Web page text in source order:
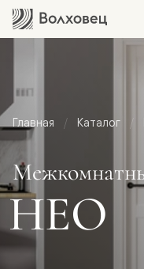
Главная Каталог
НЕО